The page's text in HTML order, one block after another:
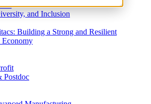
Do
and Inclusion
Building a Strong and Resilient
Economy
Postdoc